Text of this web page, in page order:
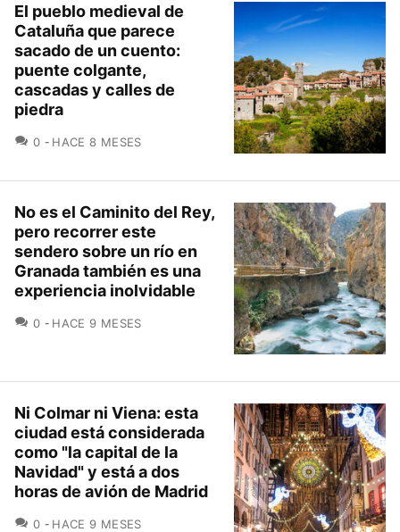
El pueblo medieval de
Cataluña que parece
sacado de un cuento:
puente colgante,
cascadas y calles de
piedra
0 COMENTARIOS
HACE 8 MESES
No es el Caminito del Rey,
pero recorrer este
sendero sobre un río en
Granada también es una
experiencia inolvidable
0 COMENTARIOS
HACE 9 MESES
Ni Colmar ni Viena: esta
ciudad está considerada
como "la capital de la
Navidad" y está a dos
horas de avión de Madrid
0 COMENTARIOS
HACE 9 MESES